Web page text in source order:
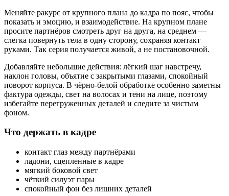
Меняйте ракурс от крупного плана до кадра по пояс, чтобы
показать и эмоцию, и взаимодействие. На крупном плане
просите партнёров смотреть друг на друга, на среднем —
слегка повернуть тела в одну сторону, сохраняя контакт
руками. Так серия получается живой, а не постановочной.
Добавляйте небольшие действия: лёгкий шаг навстречу,
наклон головы, объятие с закрытыми глазами, спокойный
поворот корпуса. В чёрно-белой обработке особенно заметны
фактура одежды, свет на волосах и тени на лице, поэтому
избегайте перегруженных деталей и следите за чистым
фоном.
Что держать в кадре
контакт глаз между партнёрами
ладони, сцепленные в кадре
мягкий боковой свет
чёткий силуэт пары
спокойный фон без лишних деталей